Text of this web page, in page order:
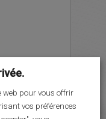
web pour vous offrir
vos préférences